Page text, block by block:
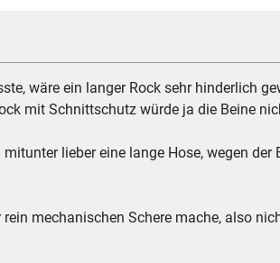
wäre ein langer Rock sehr hinderlich
mit Schnittschutz würde ja die Beine
lieber eine lange Hose, wegen der
mechanischen Schere mache, also